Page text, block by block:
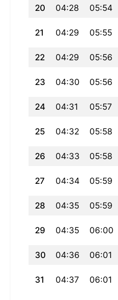
20 04:28 05:54
21 04:29 05:55
22 04:29 05:56
23 04:30 05:56
24 04:31 05:57
25 04:32 05:58
26 04:33 05:58
27 04:34 05:59
28 04:35 05:59
29 04:35 06:00
30 04:36 06:01
31 04:37 06:01